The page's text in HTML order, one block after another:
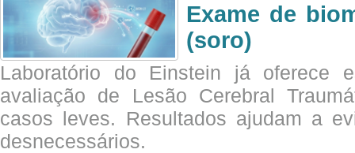
Exame de
(soro)
Laboratório do Einstein já oferece
avaliação de Lesão Cerebral
casos leves. Resultados ajudam a
desnecessários.